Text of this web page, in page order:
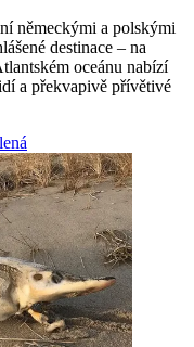
německými a polskými
destinace – na
oceánu nabízí
a překvapivě přívětivé